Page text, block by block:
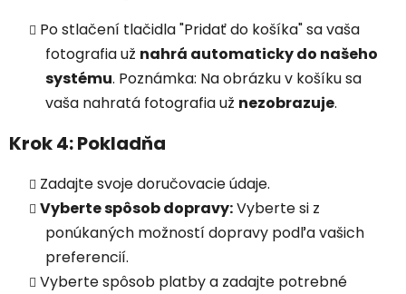
Po stlačení tlačidla "Pridať do košíka" sa vaša
fotografia už nahrá automaticky do našeho
systému. Poznámka: Na obrázku v košíku sa
vaša nahratá fotografia už nezobrazuje.
Krok 4: Pokladňa
Zadajte svoje doručovacie údaje.
Vyberte spôsob dopravy:Vyberte si z
ponúkaných možností dopravy podľa vašich
preferencií.
Vyberte spôsob platby a zadajte potrebné